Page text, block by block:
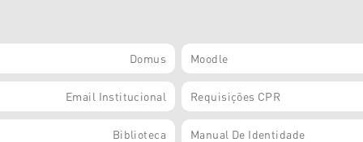
Domus Moodle
Email Institucional Requisições CPR
Biblioteca Manual De Identidade